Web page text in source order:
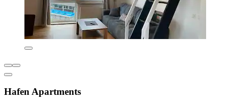
Hafen Apartments